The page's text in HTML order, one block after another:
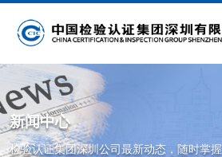
新闻中心
检验认证集团深圳公司最新动态，随时掌握